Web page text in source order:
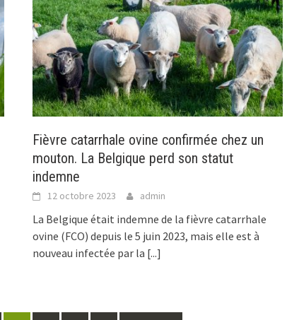
Fièvre catarrhale ovine confirmée chez un
mouton. La Belgique perd son statut
indemne
12 octobre 2023 admin
La Belgique était indemne de la fièvre catarrhale
ovine (FCO) depuis le 5 juin 2023, mais elle est à
nouveau infectée par la [...]